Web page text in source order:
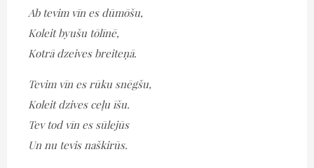
Ab tevim vīn es dūmōšu,
Koleit byušu tōlīnē,
Kotrā dzeives breiteņā.
Tevim vīn es rūku snēgšu,
Koleit dzives ceļu īšu.
Tev tod vīn es sūlejūs
Un nu tevis naškirūs.